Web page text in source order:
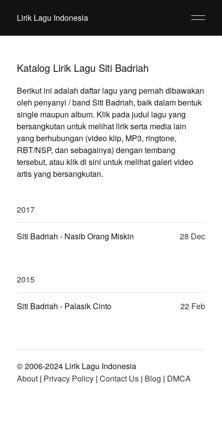
Lirik Lagu Indonesia
Katalog Lirik Lagu Siti Badriah
Berikut ini adalah daftar lagu yang pernah dibawakan
oleh penyanyi / band Siti Badriah, baik dalam bentuk
single maupun album. Klik pada judul lagu yang
bersangkutan untuk melihat lirik serta media lain
yang berhubungan (video klip, MP3, ringtone,
RBT/NSP, dan sebagainya) dengan tembang
tersebut, atau klik di sini untuk melihat galeri video
artis yang bersangkutan.
2017
Siti Badriah - Nasib Orang Miskin 28 Dec
2015
Siti Badriah - Palasik Cinto 22 Feb
© 2006-2024 Lirik Lagu Indonesia
About| Privacy Policy| Contact Us| Blog | DMCA